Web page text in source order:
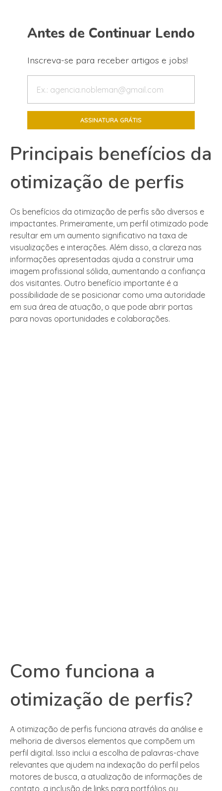
Antes de Continuar Lendo
Inscreva-se para receber artigos e jobs!
Principais benefícios da
otimização de perfis
Os benefícios da otimização de perfis são diversos e
impactantes. Primeiramente, um perfil otimizado pode
resultar em um aumento significativo na taxa de
visualizações e interações. Além disso, a clareza nas
informações apresentadas ajuda a construir uma
imagem profissional sólida, aumentando a confiança
dos visitantes. Outro benefício importante é a
possibilidade de se posicionar como uma autoridade
em sua área de atuação, o que pode abrir portas
para novas oportunidades e colaborações.
Como funciona a
otimização de perfis?
A otimização de perfis funciona através da análise e
melhoria de diversos elementos que compõem um
perfil digital. Isso inclui a escolha de palavras-chave
relevantes que ajudem na indexação do perfil pelos
motores de busca, a atualização de informações de
contato, a inclusão de links para portfólios ou